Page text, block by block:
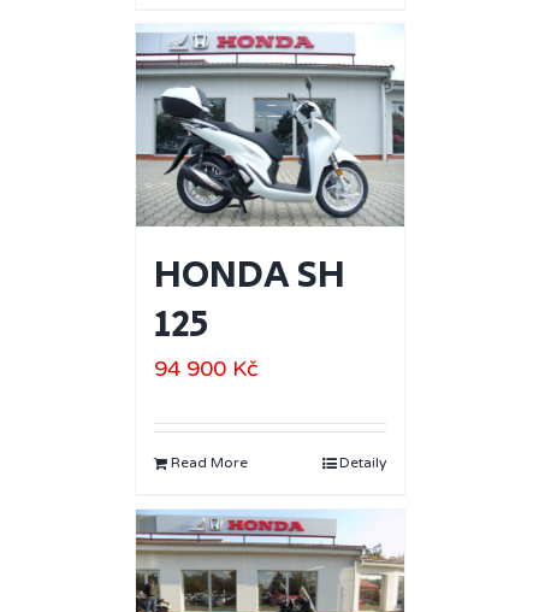
HONDA SH
125
94 900 Kč
Read More Detaily